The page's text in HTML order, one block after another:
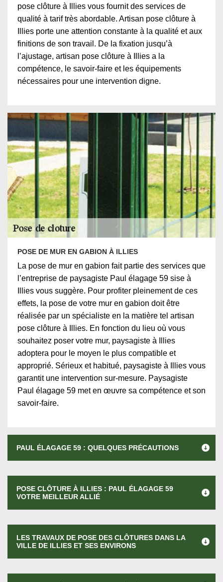
pose clôture à Illies vous fournit des services de
qualité à tarif très abordable. Artisan pose clôture à
Illies porte une attention constante à la qualité et aux
finitions de son travail. De la fixation jusqu’à
l’ajustage, artisan pose clôture à Illies a la
compétence, le savoir-faire et les équipements
nécessaires pour une intervention digne.
POSE DE MUR EN GABION À ILLIES
La pose de mur en gabion fait partie des services que
l’entreprise de paysagiste Paul élagage 59 sise à
Illies vous suggère. Pour profiter pleinement de ces
effets, la pose de votre mur en gabion doit être
réalisée par un spécialiste en la matière tel artisan
pose clôture à Illies. En fonction du lieu où vous
souhaitez poser votre mur, paysagiste à Illies
adoptera pour le moyen le plus compatible et
approprié. Sérieux et habitué, paysagiste à Illies vous
garantit une intervention sur-mesure. Paysagiste
Paul élagage 59 met en œuvre sa compétence et son
savoir-faire.
PAUL ÉLAGAGE 59 : QUELQUES PRÉCAUTIONS
POSE CLÔTURE À ILLIES : PAUL ÉLAGAGE 59
VOTRE MEILLEUR ALLIÉ
LES TRAVAUX DE POSE DES CLÔTURES DANS LA
VILLE DE ILLIES ET SES ENVIRONS